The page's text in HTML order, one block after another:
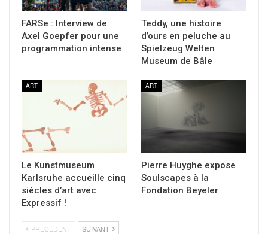
FARSe : Interview de
Axel Goepfer pour une
programmation intense
Teddy, une histoire
d’ours en peluche au
Spielzeug Welten
Museum de Bâle
ART
Le Kunstmuseum
Karlsruhe accueille cinq
siècles d’art avec
Expressif !
ART
Pierre Huyghe expose
Soulscapes à la
Fondation Beyeler
PRÉCÉDENT SUIVANT